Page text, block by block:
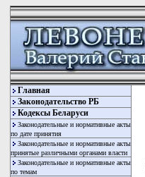
Главная
Законодательство РБ
Кодексы Беларуси
Законодательные и нормативные акты
по дате принятия
Законодательные и нормативные акты
принятые различными органами власти
Законодательные и нормативные акты
по темам